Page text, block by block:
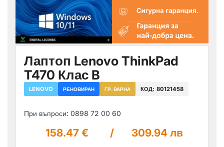
Лаптоп Lenovo ThinkPad
T470 Клас B
LENOVO РЕНОВИРАН ГР. ВАРНА КОД: 80121458
При въпроси: 0898 72 00 60
158.47 € / 309.94 лв